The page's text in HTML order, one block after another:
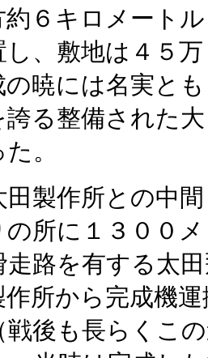
６キロメートル
、敷地は４５万
暁には名実とも
誇る整備された大
た。
製作所との中間
所に１３００メ
走路を有する太
所から完成機
戦後も長らくこ